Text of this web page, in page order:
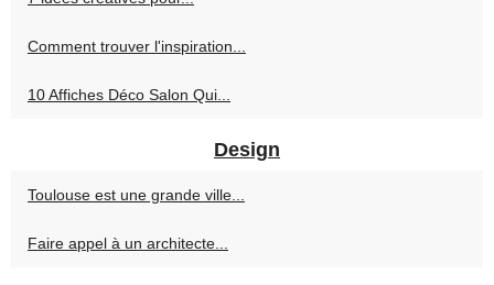
Comment trouver l'inspiration...
10 Affiches Déco Salon Qui...
Design
Toulouse est une grande ville...
Faire appel à un architecte...